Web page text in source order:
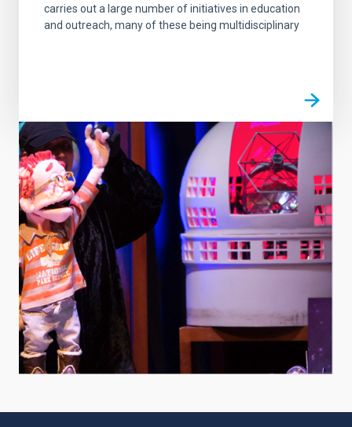
carries out a large number of initiatives in education
and outreach, many of these being multidisciplinary